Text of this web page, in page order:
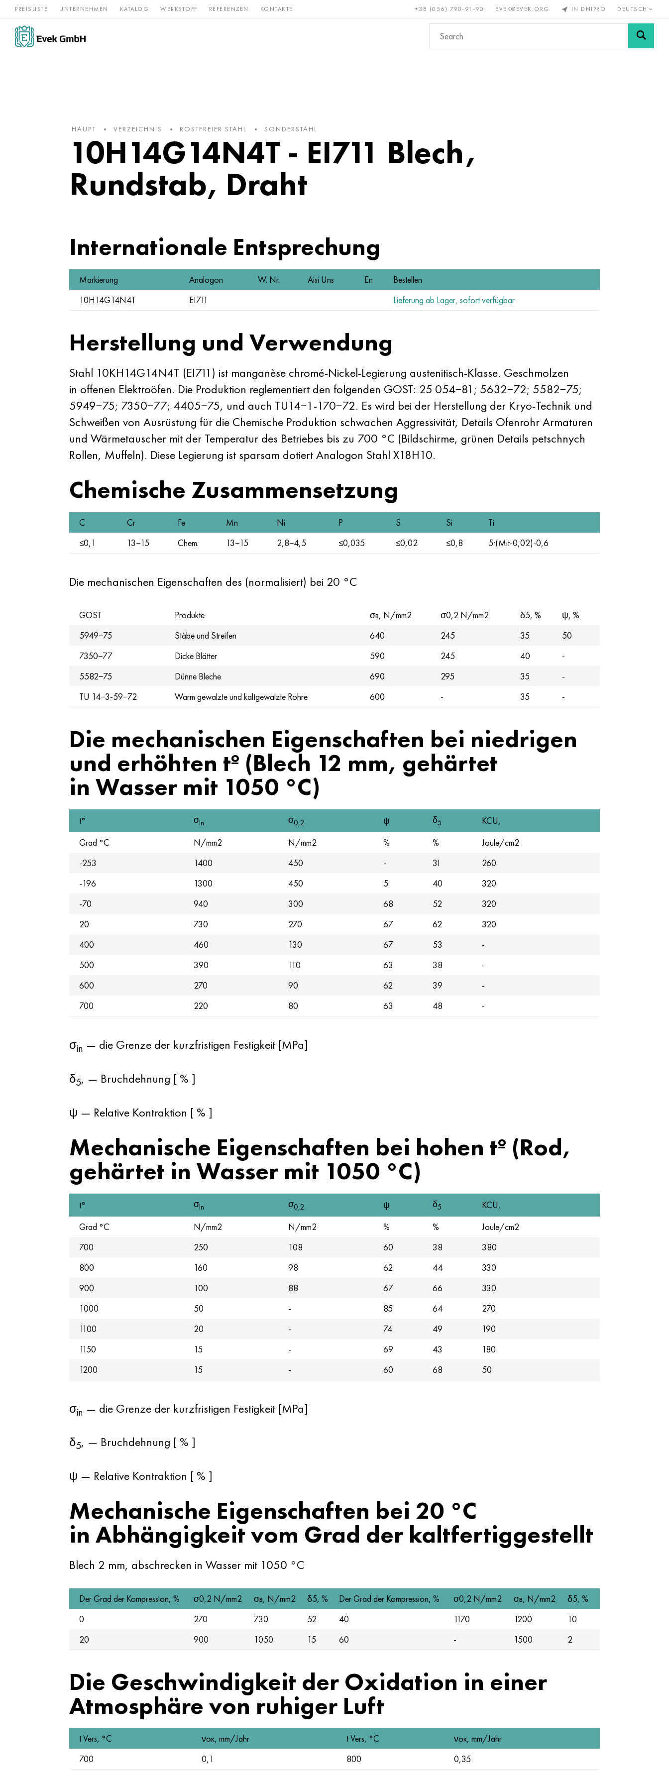
PREISLISTE UNTERNEHMEN KATALOG WERKSTOFF REFERENZEN KONTAKTE +38 (056) 790-91-90 EVEK@EVEK.ORG IN DNIPRO DEUTSCH
Nickel Rostfreier Seltene Erden & Bronze, Kupfer, Nichteisenmetalle Stahl Drahtgewebe &
HAUPT VERZEICHNIS ROSTFREIER STAHL SONDERSTAHL
10H14G14N4Т - EI711 Blech,
Rundstab, Draht
Internationale Entsprechung
Markierung Analogon W. Nr. Aisi Uns En
Bestellen
10H14G14N4T
EI711 Lieferung ab Lager, sofort verfügbar
Herstellung und Verwendung
Stahl 10KH14G14N4T (EI711) ist manganèse chromé-Nickel-Legierung austenitisch-Klasse. Geschmolzen
in offenen Elektroöfen. Die Produktion reglementiert den folgenden GOST: 25 054−81; 5632−72; 5582−75;
5949−75; 7350−77; 4405−75, und auch TU14−1-170−72. Es wird bei der Herstellung der Kryo-Technik und
Schweißen von Ausrüstung für die Chemische Produktion schwachen Aggressivität, Details Ofenrohr Armaturen
und Wärmetauscher mit der Temperatur des Betriebes bis zu 700 °C (Bildschirme, grünen Details petschnych
Rollen, Muffeln). Diese Legierung ist sparsam dotiert Analogon Stahl X18H10.
Chemische Zusammensetzung
C Cr Fe Mn Ni P S Si
Ti
≤0,1
13−15 Chem. 13−15 2,8−4,5 ≤0,035 ≤0,02 ≤0,8 5·(Mit-0,02)-0,6
Die mechanischen Eigenschaften des (normalisiert) bei 20 °C
GOST Produkte σв, N/mm2 σ0,2 N/mm2 δ5, %
ψ, %
5949−75
Stäbe und Streifen 640 245 35
50
7350−77
Dicke Blätter 590 245 40
-
5582−75
Dünne Bleche 690 295 35
-
TU 14−3-59−72
Warm gewalzte und kaltgewalzte Rohre 600 - 35 -
Die mechanischen Eigenschaften bei niedrigen
und erhöhten tº (Blech 12 mm, gehärtet
in Wasser mit 1050 °C)
t° σIn σ0,2 ψ δ5
KCU,
Grad °C
N/mm2 N/mm2 % %
Joule/cm2
-253
1400 450 - 31
260
-196
1300 450 5 40
320
-70
940 300 68 52
320
20
730 270 67 62
320
400
460 130 67 53
-
500
390 110 63 38
-
600
270 90 62 39
-
700
220 80 63 48 -
σin — die Grenze der kurzfristigen Festigkeit [MPa]
δ5, — Bruchdehnung [ % ]
ψ — Relative Kontraktion [ % ]
Mechanische Eigenschaften bei hohen tº (Rod,
gehärtet in Wasser mit 1050 °C)
t° σIn σ0,2 ψ δ5
KCU,
Grad °C
N/mm2 N/mm2 % %
Joule/cm2
700
250 108 60 38
380
800
160 98 62 44
330
900
100 88 67 66
330
1000
50 - 85 64
270
1100
20 - 74 49
190
1150
15 - 69 43
180
1200
15 - 60 68 50
σin — die Grenze der kurzfristigen Festigkeit [MPa]
δ5, — Bruchdehnung [ % ]
ψ — Relative Kontraktion [ % ]
Mechanische Eigenschaften bei 20 °C
in Abhängigkeit vom Grad der kaltfertiggestellt
Blech 2 mm, abschrecken in Wasser mit 1050 °C
Der Grad der Kompression, % σ0,2 N/mm2 σв, N/mm2 δ5, % Der Grad der Kompression, % σ0,2 N/mm2 σв, N/mm2
δ5, %
0
270 730 52 40 1170 1200
10
20
900 1050 15 60 - 1500 2
Die Geschwindigkeit der Oxidation in einer
Atmosphäre von ruhiger Luft
t Vers, °C νок, mm/Jahr t Vers, °C
νок, mm/Jahr
700
0,1 800 0,35